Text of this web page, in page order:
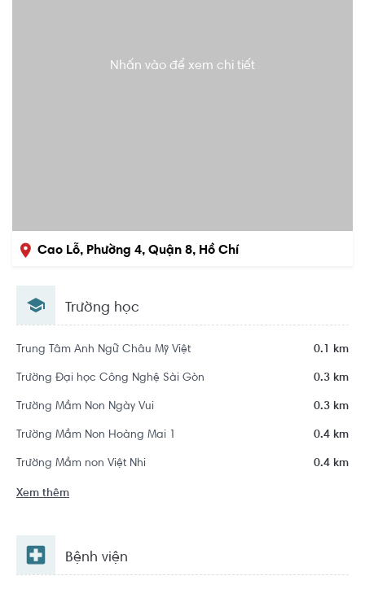
Nhấn vào để xem chi tiết
Cao Lỗ, Phường 4, Quận 8, Hồ Chí
Trường học
Trung Tâm Anh Ngữ Châu Mỹ Việt 0.1 km
Trường Đại học Công Nghệ Sài Gòn 0.3 km
Trường Mầm Non Ngày Vui 0.3 km
Trường Mầm Non Hoàng Mai 1 0.4 km
Trường Mầm non Việt Nhi 0.4 km
Xem thêm
Bệnh viện